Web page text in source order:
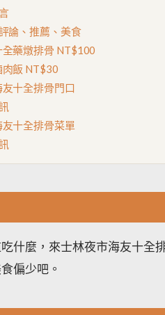
論、推薦、美食
全藥燉排骨 NT$100
肉飯 NT$30
友十全排骨門口
友十全排骨菜單
什麼，來士林夜市海友十全
偏少吧。